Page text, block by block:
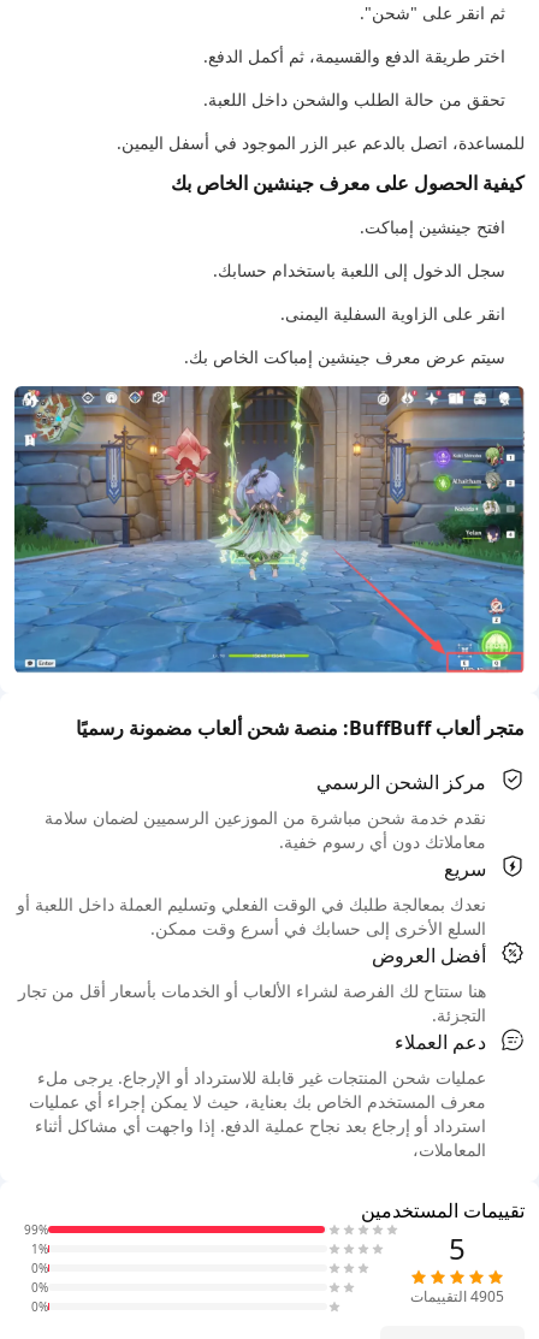
ثم انقر على "شحن".
اختر طريقة الدفع والقسيمة، ثم أكمل الدفع.
تحقق من حالة الطلب والشحن داخل اللعبة.
للمساعدة، اتصل بالدعم عبر الزر الموجود في أسفل اليمين.
كيفية الحصول على معرف جينشين الخاص بك
افتح جينشين إمباكت.
سجل الدخول إلى اللعبة باستخدام حسابك.
انقر على الزاوية السفلية اليمنى.
سيتم عرض معرف جينشين إمباكت الخاص بك.
متجر ألعاب BuffBuff: منصة شحن ألعاب مضمونة رسميًا
مركز الشحن الرسمي
نقدم خدمة شحن مباشرة من الموزعين الرسميين لضمان سلامة
معاملاتك دون أي رسوم خفية.
سريع
نعدك بمعالجة طلبك في الوقت الفعلي وتسليم العملة داخل اللعبة أو
السلع الأخرى إلى حسابك في أسرع وقت ممكن.
أفضل العروض
هنا ستتاح لك الفرصة لشراء الألعاب أو الخدمات بأسعار أقل من تجار
التجزئة.
دعم العملاء
عمليات شحن المنتجات غير قابلة للاسترداد أو الإرجاع. يرجى ملء
معرف المستخدم الخاص بك بعناية، حيث لا يمكن إجراء أي عمليات
استرداد أو إرجاع بعد نجاح عملية الدفع. إذا واجهت أي مشاكل أثناء
المعاملات،
تقييمات المستخدمين
5
4905التقييمات
99%
1%
0%
0%
0%